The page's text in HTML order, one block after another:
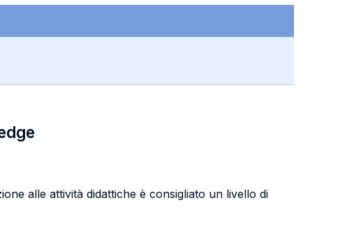
alle attività didattiche è consigliato un livello di